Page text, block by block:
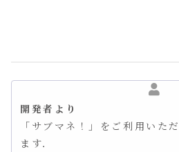
開発者より
「サブマネ！」をご利用いた
ます．